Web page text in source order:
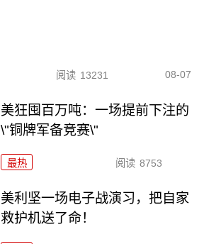
阅读 13231 08-07
美狂囤百万吨：一场提前下注的
\"铜牌军备竞赛\"
最热 阅读 8753
美利坚一场电子战演习，把自家
救护机送了命！